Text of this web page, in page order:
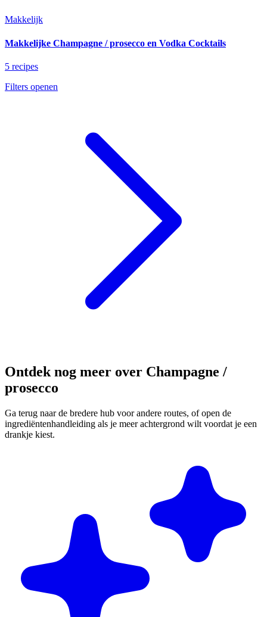
Makkelijk
Makkelijke Champagne / prosecco en Vodka Cocktails
5 recipes
Filters openen
Ontdek nog meer over Champagne /
prosecco
Ga terug naar de bredere hub voor andere routes, of open de
ingrediëntenhandleiding als je meer achtergrond wilt voordat je een
drankje kiest.